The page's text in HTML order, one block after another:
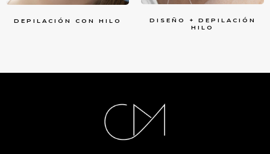
DEPILACIÓN CON HILO
DISEÑO + DEPILACIÓN
HILO